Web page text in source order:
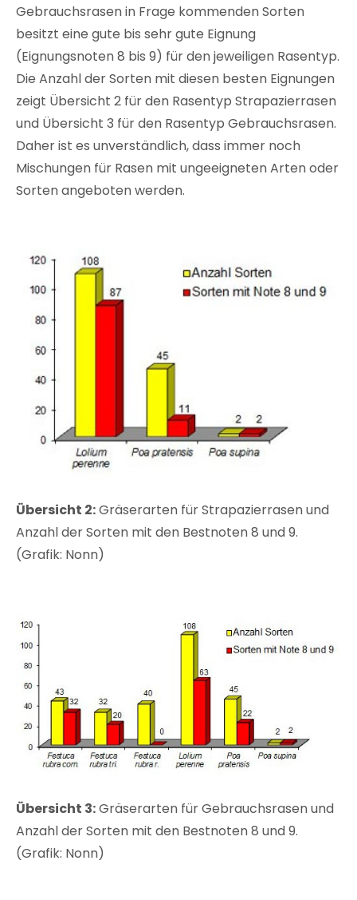
Gebrauchsrasen in Frage kommenden Sorten
besitzt eine gute bis sehr gute Eignung
(Eignungsnoten 8 bis 9) für den jeweiligen Rasentyp.
Die Anzahl der Sorten mit diesen besten Eignungen
zeigt Übersicht 2 für den Rasentyp Strapazierrasen
und Übersicht 3 für den Rasentyp Gebrauchsrasen.
Daher ist es unverständlich, dass immer noch
Mischungen für Rasen mit ungeeigneten Arten oder
Sorten angeboten werden.
Übersicht 2:Gräserarten für Strapazierrasen und
Anzahl der Sorten mit den Bestnoten 8 und 9.
(Grafik: Nonn)
Übersicht 3:Gräserarten für Gebrauchsrasen und
Anzahl der Sorten mit den Bestnoten 8 und 9.
(Grafik: Nonn)